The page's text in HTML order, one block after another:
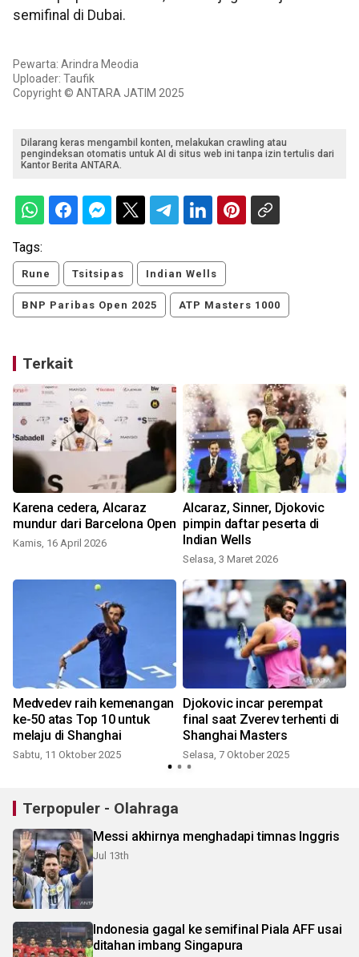
semifinal di Dubai.
Pewarta: Arindra Meodia
Uploader: Taufik
Copyright © ANTARA JATIM 2025
Dilarang keras mengambil konten, melakukan crawling atau
pengindeksan otomatis untuk AI di situs web ini tanpa izin tertulis dari
Kantor Berita ANTARA.
Tags:
Rune Tsitsipas Indian Wells
BNP Paribas Open 2025 ATP Masters 1000
Terkait
Karena cedera, Alcaraz
mundur dari Barcelona Open
Kamis, 16 April 2026
Alcaraz, Sinner, Djokovic
pimpin daftar peserta di
Indian Wells
Selasa, 3 Maret 2026
Medvedev raih kemenangan
ke-50 atas Top 10 untuk
melaju di Shanghai
Sabtu, 11 Oktober 2025
Djokovic incar perempat
final saat Zverev terhenti di
Shanghai Masters
Selasa, 7 Oktober 2025
Terpopuler - Olahraga
Messi akhirnya menghadapi timnas Inggris
Jul 13th
Indonesia gagal ke semifinal Piala AFF usai
ditahan imbang Singapura